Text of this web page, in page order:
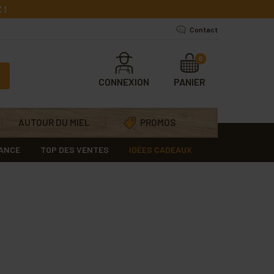
!
Contact
CONNEXION PANIER
0
AUTOUR DU MIEL PROMOS
TOP DES VENTES IDÉES CADEAUX